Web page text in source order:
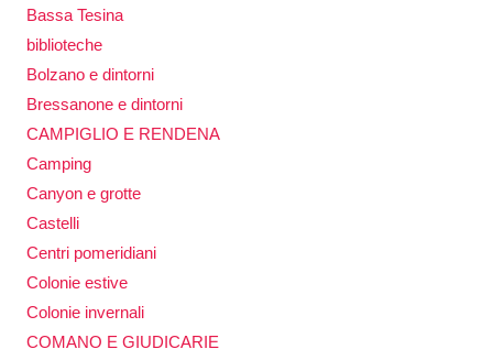
Bassa Tesina
biblioteche
Bolzano e dintorni
Bressanone e dintorni
CAMPIGLIO E RENDENA
Camping
Canyon e grotte
Castelli
Centri pomeridiani
Colonie estive
Colonie invernali
COMANO E GIUDICARIE